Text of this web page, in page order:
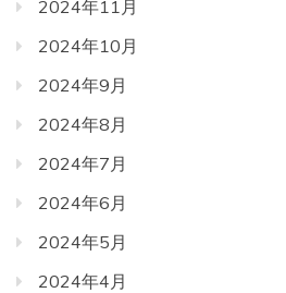
2024年11月
2024年10月
2024年9月
2024年8月
2024年7月
2024年6月
2024年5月
2024年4月